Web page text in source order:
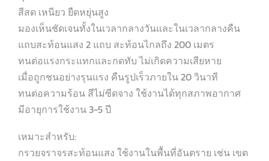
สีสด เหนียว ยืดหยุ่นสูง
มองเห็นชัดเจนทั้งในเวลากลางวันและในเวลากลางคืน
แถบสะท้อนแสง 2 แถบ สะท้อนไกลถึง 200 เมตร
ทนต่อแรงกระแทกและกดทับ ไม่เกิดความเสียหาย
เมื่อถูกชนอย่างรุนแรง คืนรูปเร็วภายใน 20 วินาที
ทนต่อความร้อน สีไม่ซีดจาง ใช้งานได้ทุกสภาพอากาศ
มีอายุการใช้งาน 3-5 ปี
เหมาะสำหรับ:
กรวยจราจรสะท้อนแสง ใช้งานในพื้นที่อันตราย เช่น เขต